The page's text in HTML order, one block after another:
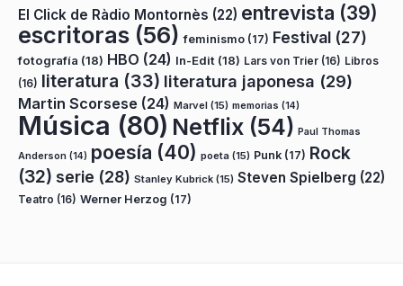
El Click de Ràdio Montornès (22) entrevista (39)
escritoras (56) feminismo (17) Festival (27)
fotografía (18) HBO (24) In-Edit (18) Lars von Trier (16) Libros
(16) literatura (33) literatura japonesa (29)
Martin Scorsese (24) Marvel (15) memorias (14)
Música (80) Netflix (54) Paul Thomas
Anderson (14) poesía (40) poeta (15) Punk (17) Rock
(32) serie (28) Stanley Kubrick (15) Steven Spielberg (22)
Teatro (16) Werner Herzog (17)